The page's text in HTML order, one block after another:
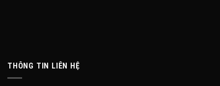
THÔNG TIN LIÊN HỆ